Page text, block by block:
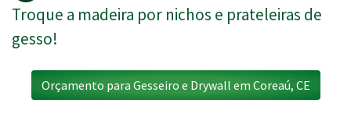
Troque a madeira por nichos e prateleiras de
gesso!
Orçamento para Gesseiro e Drywall em Coreaú, CE